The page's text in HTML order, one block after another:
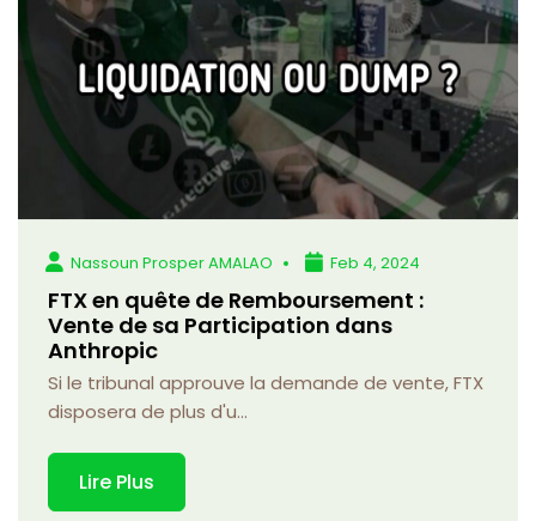
Nassoun Prosper AMALAO Feb 4, 2024
FTX en quête de Remboursement :
Vente de sa Participation dans
Anthropic
Si le tribunal approuve la demande de vente, FTX
disposera de plus d'u...
Lire Plus